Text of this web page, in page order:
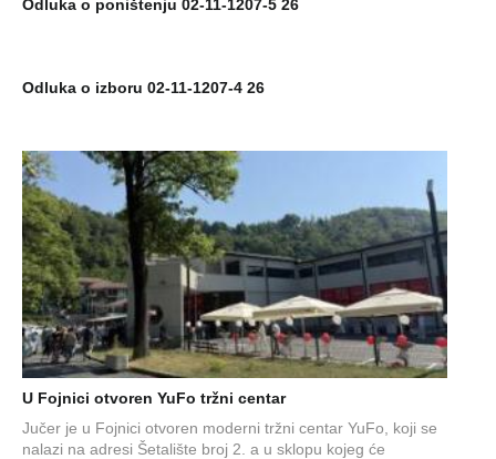
Odluka o poništenju 02-11-1207-5 26
Odluka o izboru 02-11-1207-4 26
U Fojnici otvoren YuFo tržni centar
Jučer je u Fojnici otvoren moderni tržni centar YuFo, koji se
nalazi na adresi Šetalište broj 2. a u sklopu kojeg će